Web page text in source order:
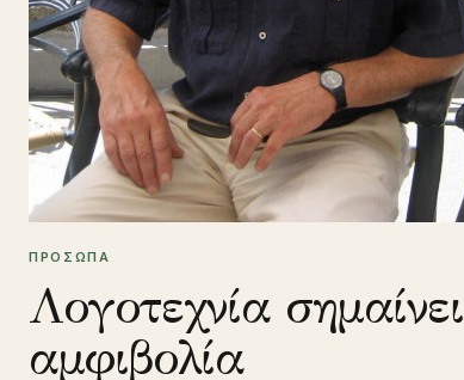
ΠΡΟΣΩΠΑ
Λογοτεχνία σημαίνει
αμφιβολία